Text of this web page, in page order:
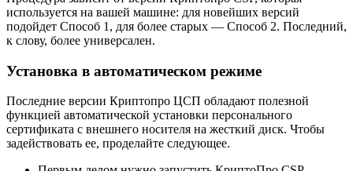
используется на вашей машине: для новейших версий
подойдет Способ 1, для более старых — Способ 2. Последний,
к слову, более универсален.
Установка в автоматическом режиме
Последние версии Криптопро ЦСП обладают полезной
функцией автоматической установки персонального
сертификата с внешнего носителя на жесткий диск. Чтобы
задействовать ее, проделайте следующее.